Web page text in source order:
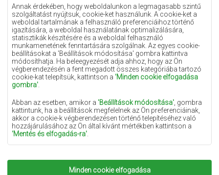
Annak érdekében, hogy weboldalunkon a legmagasabb szintű
szolgáltatást nyújtsuk, cookie-ket használunk. A cookie-ket a
weboldal tartalmának a felhasználó preferenciáihoz történő
igazítására, a weboldal használatának optimalizálására,
statisztikák készítésére és a weboldal felhasználó
munkamenetének fenntartására szolgálnak. Az egyes cookie-
beállításokat a 'Beállítások módosítása' gombra kattintva
módosíthatja. Ha beleegyezését adja ahhoz, hogy az Ön
végberendezésén a fent megadott összes kategóriába tartozó
cookie-kat telepítsük, kattintson a 'Minden cookie elfogadása
gombra'
Abban az esetben, amikor a 'Beállítások módosítása' , gombra
kattintunk, ha a beállítások megfelelnek az Ön preferenciáinak,
akkor a cookie-k végberendezésen történő telepítéséhez való
hozzájárulásához az Ön által kívánt mértékben kattintson a
'Mentés és elfogadás-ra'
az adatkezelés alapja a személyes adatok kezelőjének
(Szonyegekchemex) vagy harmadik feleknek a jogos érdeke,
Minden cookie elfogadása
Lila szőnyegek
Sárga szőnyegek
Mentaszínű szőnyegek
Világoskék szőnyegek
Narancssárga szőnyegek
Rózsaszín szőnyegek
Terrakotta szőnyegek
Zöld szőnyegek
Arany szőnyegek